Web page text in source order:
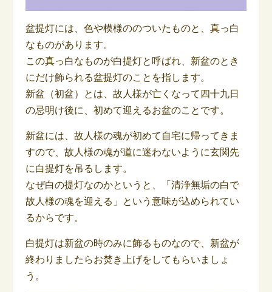
盆提灯には、色や模様ののついたものと、真っ白
なものがあります。
この真っ白なものが白提灯と呼ばれ、新盆のとき
にだけ飾られる盆提灯のことを指します。
新盆（初盆）とは、故人様が亡くなって四十九日
の忌明け後に、初めて迎えるお盆のことです。
新盆には、故人様の魂が初めて自宅に帰ってきま
すので、故人様の魂が道に迷わないように玄関先
に白提灯を吊るします。
なぜ白の提灯なのかというと、「清浄無垢の白で
故人様の魂を迎える」という意味が込められてい
るからです。
白提灯は新盆の時のみに飾るものなので、新盆が
終わりましたらお焚き上げをしてもらいましょ
う。